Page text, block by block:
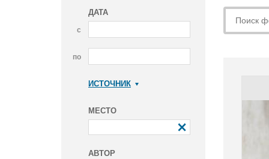
ДАТА
с
по
ИСТОЧНИК
МЕСТО
АВТОР